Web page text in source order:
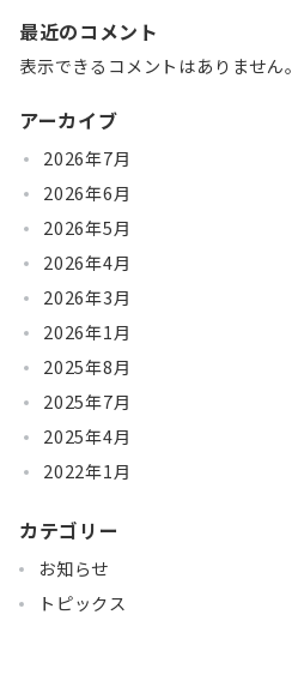
最近のコメント
表示できるコメントはありません。
アーカイブ
2026年7月
2026年6月
2026年5月
2026年4月
2026年3月
2026年1月
2025年8月
2025年7月
2025年4月
2022年1月
カテゴリー
お知らせ
トピックス